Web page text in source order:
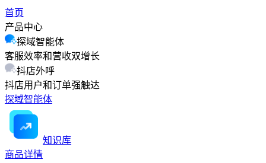
首页
产品中心
探域智能体
客服效率和营收双增长
抖店外呼
抖店用户和订单强触达
探域智能体
知识库
商品详情